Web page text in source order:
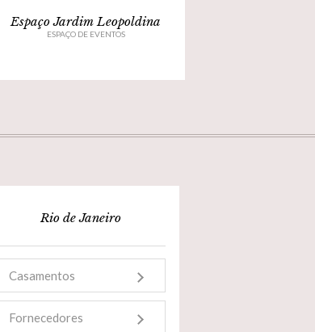
Espaço Jardim Leopoldina
ESPAÇO DE EVENTOS
Rio de Janeiro
Casamentos
Fornecedores